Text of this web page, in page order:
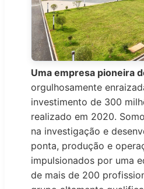
Uma empresa pioneira
orgulhosamente
investimento de 300
realizado em 2020.
na investigação e
ponta, produção e
impulsionados por uma
de mais de 200